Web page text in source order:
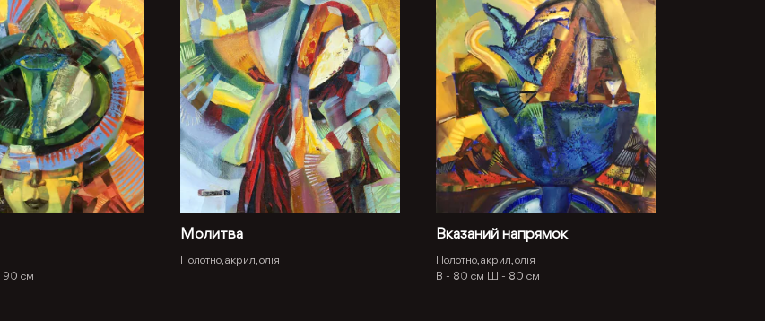
90 см
Молитва
Полотно, акрил, олія
Вказаний напрямок
Полотно, акрил, олія
В - 80 см Ш - 80 см